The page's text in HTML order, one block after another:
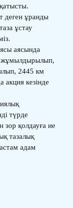
деген ұранды
ұстау
аясында
жұмылдырылып,
2445 км
акция кезінде
түрде
қолдауға ие
тазалық
адам